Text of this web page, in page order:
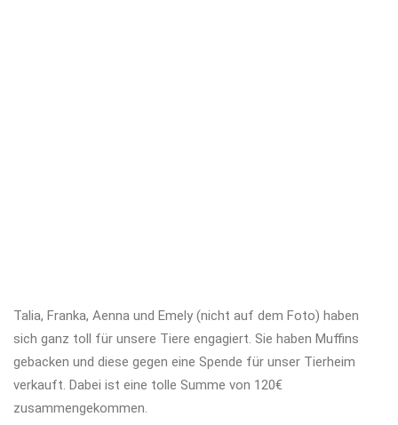
Talia, Franka, Aenna und Emely (nicht auf dem Foto) haben
sich ganz toll für unsere Tiere engagiert. Sie haben Muffins
gebacken und diese gegen eine Spende für unser Tierheim
verkauft. Dabei ist eine tolle Summe von 120€
zusammengekommen.